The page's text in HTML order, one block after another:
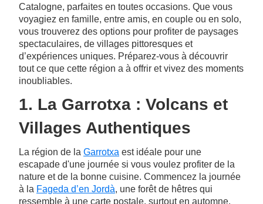
Catalogne, parfaites en toutes occasions. Que vous
voyagiez en famille, entre amis, en couple ou en solo,
vous trouverez des options pour profiter de paysages
spectaculaires, de villages pittoresques et
d’expériences uniques. Préparez-vous à découvrir
tout ce que cette région a à offrir et vivez des moments
inoubliables.
1. La Garrotxa : Volcans et
Villages Authentiques
La région de la Garrotxa est idéale pour une
escapade d'une journée si vous voulez profiter de la
nature et de la bonne cuisine. Commencez la journée
à la Fageda d’en Jordà, une forêt de hêtres qui
ressemble à une carte postale, surtout en automne.